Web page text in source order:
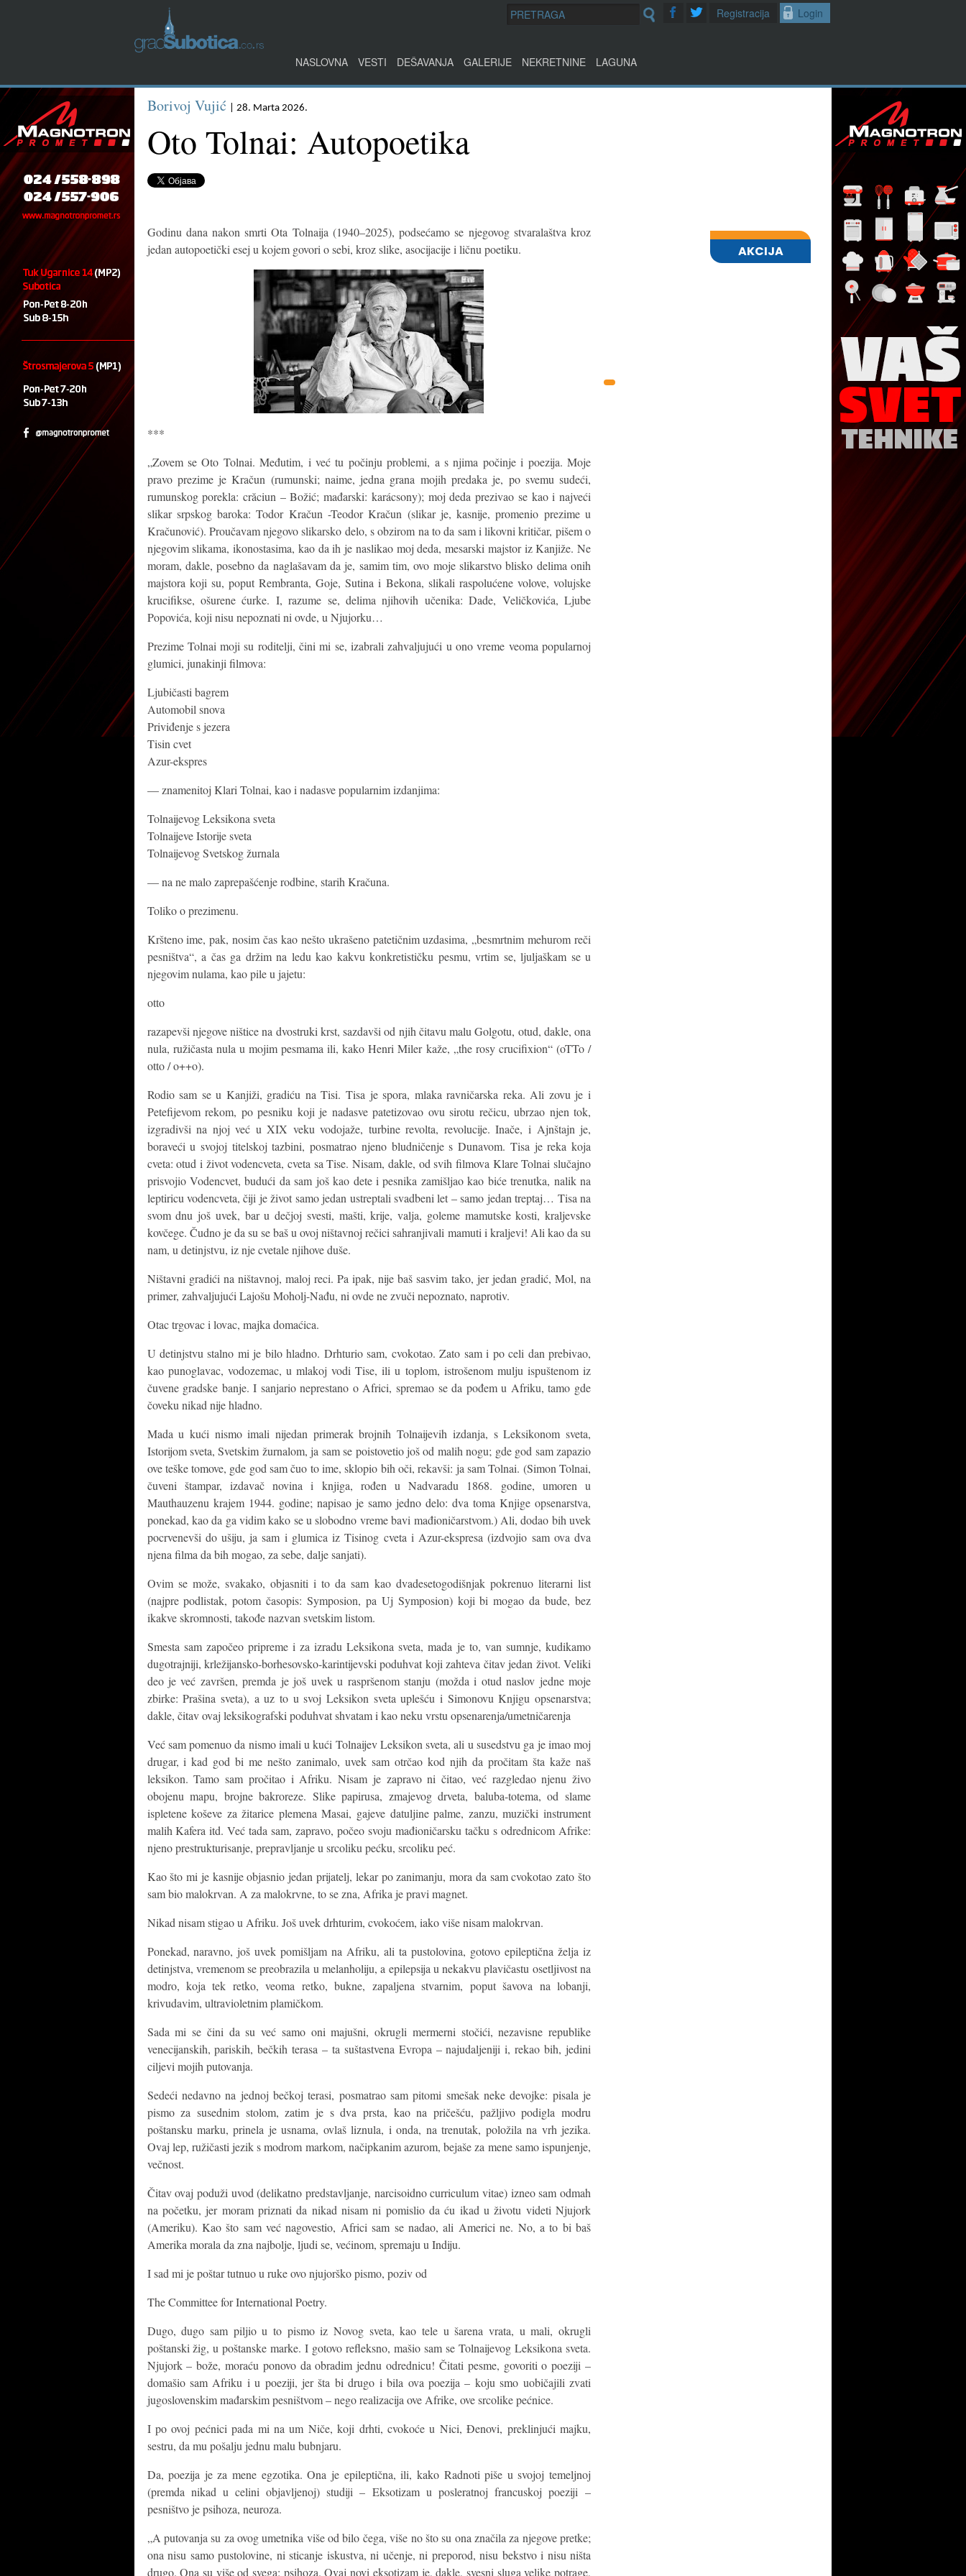
Login
Registracija
NASLOVNA VESTI DEŠAVANJA GALERIJE NEKRETNINE LAGUNA
Borivoj Vujić | 28. Marta 2026.
Oto Tolnai: Autopoetika
Godinu dana nakon smrti Ota Tolnaija (1940–2025), podsećamo se njegovog stvaralaštva kroz
jedan autopoetički esej u kojem govori o sebi, kroz slike, asocijacije i ličnu poetiku.
***
„Zovem se Oto Tolnai. Međutim, i već tu počinju problemi, a s njima počinje i poezija. Moje
pravo prezime je Kračun (rumunski; naime, jedna grana mojih predaka je, po svemu sudeći,
rumunskog porekla: crăciun – Božić; mađarski: karácsony); moj deda prezivao se kao i najveći
slikar srpskog baroka: Todor Kračun -Teodor Kračun (slikar je, kasnije, promenio prezime u
Kračunović). Proučavam njegovo slikarsko delo, s obzirom na to da sam i likovni kritičar, pišem o
njegovim slikama, ikonostasima, kao da ih je naslikao moj deda, mesarski majstor iz Kanjiže. Ne
moram, dakle, posebno da naglašavam da je, samim tim, ovo moje slikarstvo blisko delima onih
majstora koji su, poput Rembranta, Goje, Sutina i Bekona, slikali raspolućene volove, volujske
krucifikse, ošurene ćurke. I, razume se, delima njihovih učenika: Dade, Veličkovića, Ljube
Popovića, koji nisu nepoznati ni ovde, u Njujorku…
Prezime Tolnai moji su roditelji, čini mi se, izabrali zahvaljujući u ono vreme veoma popularnoj
glumici, junakinji filmova:
Ljubičasti bagrem
Automobil snova
Priviđenje s jezera
Tisin cvet
Azur-ekspres
— znamenitoj Klari Tolnai, kao i nadasve popularnim izdanjima:
Tolnaijevog Leksikona sveta
Tolnaijeve Istorije sveta
Tolnaijevog Svetskog žurnala
— na ne malo zaprepašćenje rodbine, starih Kračuna.
Toliko o prezimenu.
Kršteno ime, pak, nosim čas kao nešto ukrašeno patetičnim uzdasima, „besmrtnim mehurom reči
pesništva“, a čas ga držim na ledu kao kakvu konkretističku pesmu, vrtim se, ljuljaškam se u
njegovim nulama, kao pile u jajetu:
otto
razapevši njegove ništice na dvostruki krst, sazdavši od njih čitavu malu Golgotu, otud, dakle, ona
nula, ružičasta nula u mojim pesmama ili, kako Henri Miler kaže, „the rosy crucifixion“ (oTTo /
otto / o++o).
Rodio sam se u Kanjiži, gradiću na Tisi. Tisa je spora, mlaka ravničarska reka. Ali zovu je i
Petefijevom rekom, po pesniku koji je nadasve patetizovao ovu sirotu rečicu, ubrzao njen tok,
izgradivši na njoj već u XIX veku vodojaže, turbine revolta, revolucije. Inače, i Ajnštajn je,
boraveći u svojoj titelskoj tazbini, posmatrao njeno bludničenje s Dunavom. Tisa je reka koja
cveta: otud i život vodencveta, cveta sa Tise. Nisam, dakle, od svih filmova Klare Tolnai slučajno
prisvojio Vodencvet, budući da sam još kao dete i pesnika zamišljao kao biće trenutka, nalik na
leptiricu vodencveta, čiji je život samo jedan ustreptali svadbeni let – samo jedan treptaj… Tisa na
svom dnu još uvek, bar u dečjoj svesti, mašti, krije, valja, goleme mamutske kosti, kraljevske
kovčege. Čudno je da su se baš u ovoj ništavnoj rečici sahranjivali mamuti i kraljevi! Ali kao da su
nam, u detinjstvu, iz nje cvetale njihove duše.
Ništavni gradići na ništavnoj, maloj reci. Pa ipak, nije baš sasvim tako, jer jedan gradić, Mol, na
primer, zahvaljujući Lajošu Moholj-Nađu, ni ovde ne zvuči nepoznato, naprotiv.
Otac trgovac i lovac, majka domaćica.
U detinjstvu stalno mi je bilo hladno. Drhturio sam, cvokotao. Zato sam i po celi dan prebivao,
kao punoglavac, vodozemac, u mlakoj vodi Tise, ili u toplom, istrošenom mulju ispuštenom iz
čuvene gradske banje. I sanjario neprestano o Africi, spremao se da pođem u Afriku, tamo gde
čoveku nikad nije hladno.
Mada u kući nismo imali nijedan primerak brojnih Tolnaijevih izdanja, s Leksikonom sveta,
Istorijom sveta, Svetskim žurnalom, ja sam se poistovetio još od malih nogu; gde god sam zapazio
ove teške tomove, gde god sam čuo to ime, sklopio bih oči, rekavši: ja sam Tolnai. (Simon Tolnai,
čuveni štampar, izdavač novina i knjiga, rođen u Nadvaradu 1868. godine, umoren u
Mauthauzenu krajem 1944. godine; napisao je samo jedno delo: dva toma Knjige opsenarstva,
ponekad, kao da ga vidim kako se u slobodno vreme bavi mađioničarstvom.) Ali, dodao bih uvek
pocrvenevši do ušiju, ja sam i glumica iz Tisinog cveta i Azur-ekspresa (izdvojio sam ova dva
njena filma da bih mogao, za sebe, dalje sanjati).
Ovim se može, svakako, objasniti i to da sam kao dvadesetogodišnjak pokrenuo literarni list
(najpre podlistak, potom časopis: Symposion, pa Uj Symposion) koji bi mogao da bude, bez
ikakve skromnosti, takođe nazvan svetskim listom.
Smesta sam započeo pripreme i za izradu Leksikona sveta, mada je to, van sumnje, kudikamo
dugotrajniji, krležijansko-borhesovsko-karintijevski poduhvat koji zahteva čitav jedan život. Veliki
deo je već završen, premda je još uvek u raspršenom stanju (možda i otud naslov jedne moje
zbirke: Prašina sveta), a uz to u svoj Leksikon sveta uplešću i Simonovu Knjigu opsenarstva;
dakle, čitav ovaj leksikografski poduhvat shvatam i kao neku vrstu opsenarenja/umetničarenja
Već sam pomenuo da nismo imali u kući Tolnaijev Leksikon sveta, ali u susedstvu ga je imao moj
drugar, i kad god bi me nešto zanimalo, uvek sam otrčao kod njih da pročitam šta kaže naš
leksikon. Tamo sam pročitao i Afriku. Nisam je zapravo ni čitao, već razgledao njenu živo
obojenu mapu, brojne bakroreze. Slike papirusa, zmajevog drveta, baluba-totema, od slame
ispletene koševe za žitarice plemena Masai, gajeve datuljine palme, zanzu, muzički instrument
malih Kafera itd. Već tada sam, zapravo, počeo svoju mađioničarsku tačku s odrednicom Afrike:
njeno prestrukturisanje, prepravljanje u srcoliku pećku, srcoliku peć.
Kao što mi je kasnije objasnio jedan prijatelj, lekar po zanimanju, mora da sam cvokotao zato što
sam bio malokrvan. A za malokrvne, to se zna, Afrika je pravi magnet.
Nikad nisam stigao u Afriku. Još uvek drhturim, cvokoćem, iako više nisam malokrvan.
Ponekad, naravno, još uvek pomišljam na Afriku, ali ta pustolovina, gotovo epileptična želja iz
detinjstva, vremenom se preobrazila u melanholiju, a epilepsija u nekakvu plavičastu osetljivost na
modro, koja tek retko, veoma retko, bukne, zapaljena stvarnim, poput šavova na lobanji,
krivudavim, ultravioletnim plamičkom.
Sada mi se čini da su već samo oni majušni, okrugli mermerni stočići, nezavisne republike
venecijanskih, pariskih, bečkih terasa – ta suštastvena Evropa – najudaljeniji i, rekao bih, jedini
ciljevi mojih putovanja.
Sedeći nedavno na jednoj bečkoj terasi, posmatrao sam pitomi smešak neke devojke: pisala je
pismo za susednim stolom, zatim je s dva prsta, kao na pričešću, pažljivo podigla modru
poštansku marku, prinela je usnama, ovlaš liznula, i onda, na trenutak, položila na vrh jezika.
Ovaj lep, ružičasti jezik s modrom markom, načipkanim azurom, bejaše za mene samo ispunjenje,
večnost.
Čitav ovaj poduži uvod (delikatno predstavljanje, narcisoidno curriculum vitae) izneo sam odmah
na početku, jer moram priznati da nikad nisam ni pomislio da ću ikad u životu videti Njujork
(Ameriku). Kao što sam već nagovestio, Africi sam se nadao, ali Americi ne. No, a to bi baš
Amerika morala da zna najbolje, ljudi se, većinom, spremaju u Indiju.
I sad mi je poštar tutnuo u ruke ovo njujorško pismo, poziv od
The Committee for International Poetry.
Dugo, dugo sam piljio u to pismo iz Novog sveta, kao tele u šarena vrata, u mali, okrugli
poštanski žig, u poštanske marke. I gotovo refleksno, mašio sam se Tolnaijevog Leksikona sveta.
Njujork – bože, moraću ponovo da obradim jednu odrednicu! Čitati pesme, govoriti o poeziji –
domašio sam Afriku i u poeziji, jer šta bi drugo i bila ova poezija – koju smo uobičajili zvati
jugoslovenskim mađarskim pesništvom – nego realizacija ove Afrike, ove srcolike pećnice.
I po ovoj pećnici pada mi na um Niče, koji drhti, cvokoće u Nici, Đenovi, preklinjući majku,
sestru, da mu pošalju jednu malu bubnjaru.
Da, poezija je za mene egzotika. Ona je epileptična, ili, kako Radnoti piše u svojoj temeljnoj
(premda nikad u celini objavljenoj) studiji – Eksotizam u posleratnoj francuskoj poeziji –
pesništvo je psihoza, neuroza.
„A putovanja su za ovog umetnika više od bilo čega, više no što su ona značila za njegove pretke;
ona nisu samo pustolovine, ni sticanje iskustva, ni učenje, ni preporod, nisu bekstvo i nisu ništa
drugo. Ona su više od svega: psihoza. Ovaj novi eksotizam je, dakle, svesni sluga velike potrage,